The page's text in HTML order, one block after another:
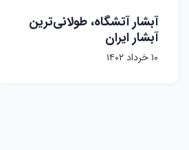
آبشار آتشگاه، طولانی‌ترین
آبشار ایران
۱۰ خرداد ۱۴۰۲